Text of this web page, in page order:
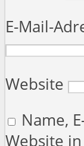
E-Mail-
Website
Name,
Website